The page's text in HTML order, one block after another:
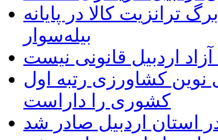
کالا در پایانه
بیله‌سوار
اردبیل قانونی نیست
نوین کشاورزی رتبه اول
کشوری را داراست
استان اردبیل صادر شد